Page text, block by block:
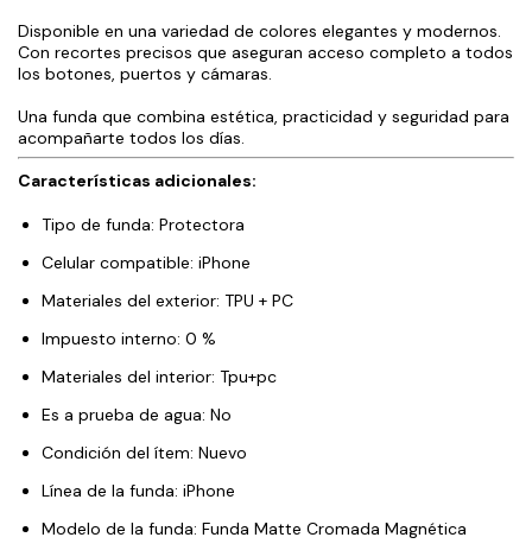
Disponible en una variedad de colores elegantes y modernos.
Con recortes precisos que aseguran acceso completo a todos
los botones, puertos y cámaras.
Una funda que combina estética, practicidad y seguridad para
acompañarte todos los días.
Características adicionales:
Tipo de funda: Protectora
Celular compatible: iPhone
Materiales del exterior: TPU + PC
Impuesto interno: 0 %
Materiales del interior: Tpu+pc
Es a prueba de agua: No
Condición del ítem: Nuevo
Línea de la funda: iPhone
Modelo de la funda: Funda Matte Cromada Magnética